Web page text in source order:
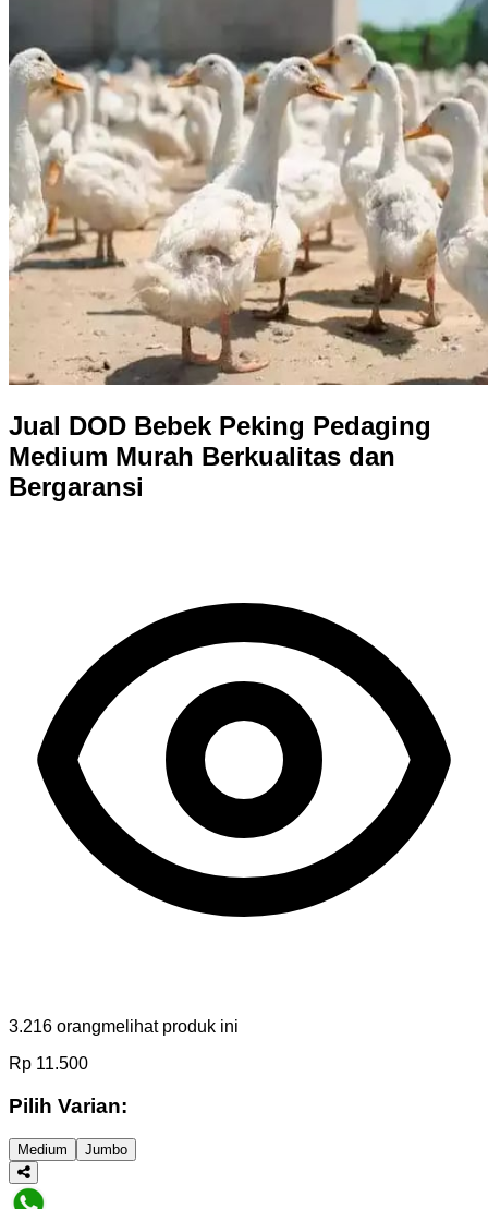
Jual DOD Bebek Peking Pedaging
Medium Murah Berkualitas dan
Bergaransi
3.216 orangmelihat produk ini
Rp 11.500
Pilih Varian:
Medium Jumbo